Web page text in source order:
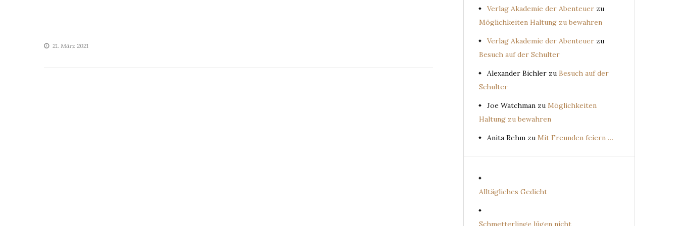
21. März 2021
Verlag Akademie der Abenteuer zu
Möglichkeiten Haltung zu bewahren
Verlag Akademie der Abenteuer zu
Besuch auf der Schulter
Alexander Bichler zu Besuch auf der
Schulter
Joe Watchman zu Möglichkeiten
Haltung zu bewahren
Anita Rehm zu Mit Freunden feiern …
Alltägliches Gedicht
Schmetterlinge lügen nicht